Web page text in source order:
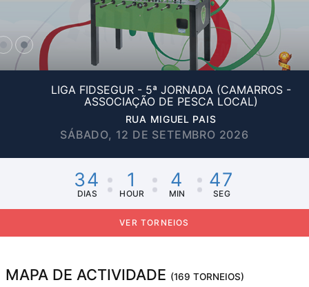
LIGA FIDSEGUR - 5ª JORNADA (CAMARROS -
ASSOCIAÇÃO DE PESCA LOCAL)
RUA MIGUEL PAIS
SÁBADO, 12 DE SETEMBRO 2026
34
DIAS
1
HOUR
4
MIN
47
SEG
VER TORNEIOS
MAPA DE ACTIVIDADE (169 TORNEIOS)